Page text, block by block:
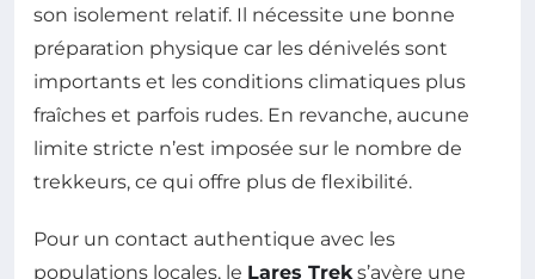
son isolement relatif. Il nécessite une bonne
préparation physique car les dénivelés sont
importants et les conditions climatiques plus
fraîches et parfois rudes. En revanche, aucune
limite stricte n’est imposée sur le nombre de
trekkeurs, ce qui offre plus de flexibilité.
Pour un contact authentique avec les
populations locales, le Lares Trek s’avère une